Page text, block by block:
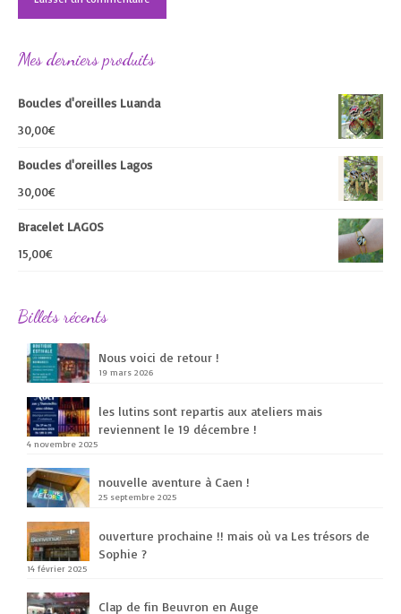
Mes derniers produits
Boucles d'oreilles Luanda
30,00€
Boucles d'oreilles Lagos
30,00€
Bracelet LAGOS
15,00€
Billets récents
Nous voici de retour !
19 mars 2026
les lutins sont repartis aux ateliers mais
reviennent le 19 décembre !
4 novembre 2025
nouvelle aventure à Caen !
25 septembre 2025
ouverture prochaine !! mais où va Les trésors de
Sophie ?
14 février 2025
Clap de fin Beuvron en Auge